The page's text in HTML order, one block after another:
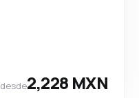
desde2,228 MXN